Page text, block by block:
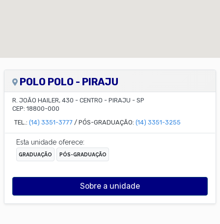
POLO POLO - PIRAJU
R. JOÃO HAILER, 430 - CENTRO - PIRAJU - SP
CEP: 18800-000
TEL.: (14) 3351-3777 / PÓS-GRADUAÇÃO: (14) 3351-3255
Esta unidade oferece:
GRADUAÇÃO PÓS-GRADUAÇÃO
Sobre a unidade